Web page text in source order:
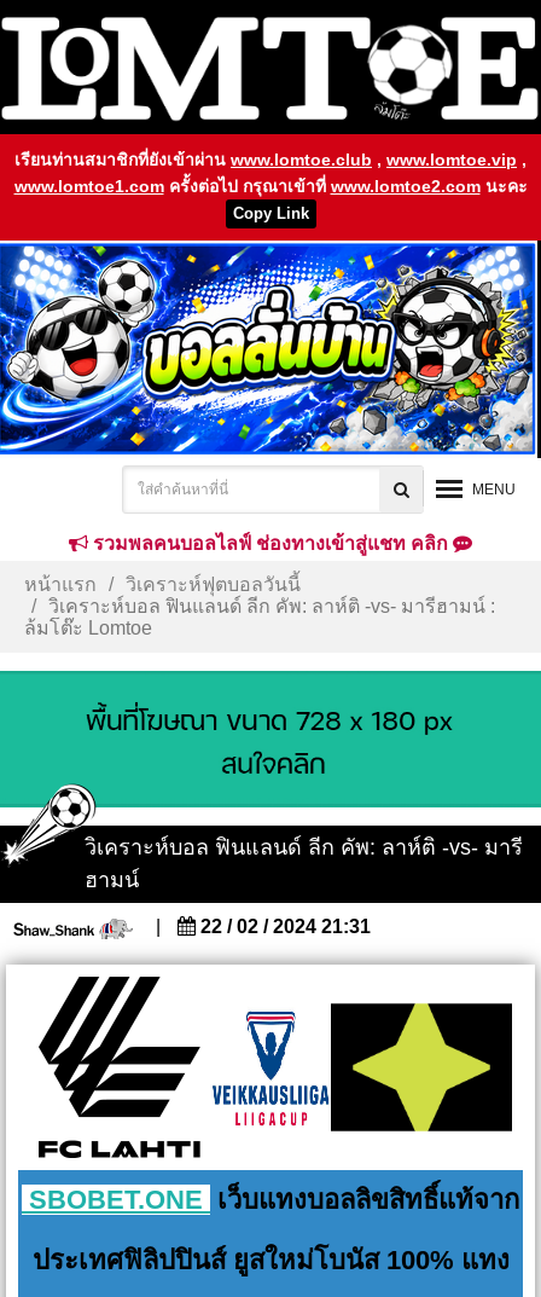
เรียนท่านสมาชิกที่ยังเข้าผ่าน www.lomtoe.club , www.lomtoe.vip ,
www.lomtoe1.com ครั้งต่อไป กรุณาเข้าที่ www.lomtoe2.comนะคะ
Copy Link
MENU
รวมพลคนบอลไลฟ์ ช่องทางเข้าสู่แชท คลิก
หน้าแรก
วิเคราะห์ฟุตบอลวันนี้
วิเคราะห์บอล ฟินแลนด์ ลีก คัพ: ลาห์ติ -vs- มารีฮามน์ :
ล้มโต๊ะ Lomtoe
วิเคราะห์บอล ฟินแลนด์ ลีก คัพ: ลาห์ติ -vs- มารี
ฮามน์
22 / 02 / 2024 21:31
SBOBET.ONE เว็บแทงบอลลิขสิทธิ์แท้จาก
ประเทศฟิลิปปินส์ ยูสใหม่โบนัส 100% แทง